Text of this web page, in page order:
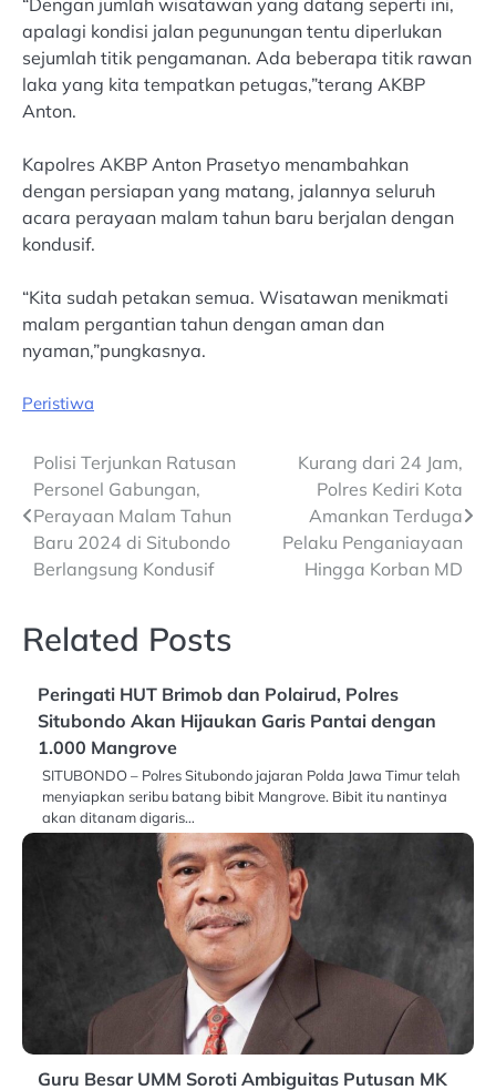
“Dengan jumlah wisatawan yang datang seperti ini,
apalagi kondisi jalan pegunungan tentu diperlukan
sejumlah titik pengamanan. Ada beberapa titik rawan
laka yang kita tempatkan petugas,”terang AKBP
Anton.
Kapolres AKBP Anton Prasetyo menambahkan
dengan persiapan yang matang, jalannya seluruh
acara perayaan malam tahun baru berjalan dengan
kondusif.
“Kita sudah petakan semua. Wisatawan menikmati
malam pergantian tahun dengan aman dan
nyaman,”pungkasnya.
Peristiwa
Post
navigation
Polisi Terjunkan Ratusan
Personel Gabungan,
Perayaan Malam Tahun
Baru 2024 di Situbondo
Berlangsung Kondusif
Kurang dari 24 Jam,
Polres Kediri Kota
Amankan Terduga
Pelaku Penganiayaan
Hingga Korban MD
Related Posts
Peringati HUT Brimob dan Polairud, Polres
Situbondo Akan Hijaukan Garis Pantai dengan
1.000 Mangrove
SITUBONDO – Polres Situbondo jajaran Polda Jawa Timur telah
menyiapkan seribu batang bibit Mangrove. Bibit itu nantinya
akan ditanam digaris…
Guru Besar UMM Soroti Ambiguitas Putusan MK